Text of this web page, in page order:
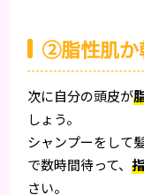
②脂性肌か
次に自分の頭皮が
しょう。
シャンプーをして
で数時間待って、
さい。